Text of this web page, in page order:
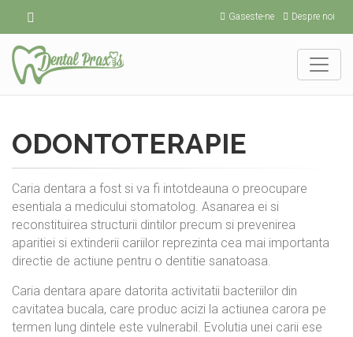
Gaseste-ne Despre noi
ODONTOTERAPIE
Caria dentara a fost si va fi intotdeauna o preocupare
esentiala a medicului stomatolog. Asanarea ei si
reconstituirea structurii dintilor precum si prevenirea
aparitiei si extinderii cariilor reprezinta cea mai importanta
directie de actiune pentru o dentitie sanatoasa.
Caria dentara apare datorita activitatii bacteriilor din
cavitatea bucala, care produc acizi la actiunea carora pe
termen lung dintele este vulnerabil. Evolutia unei carii ese